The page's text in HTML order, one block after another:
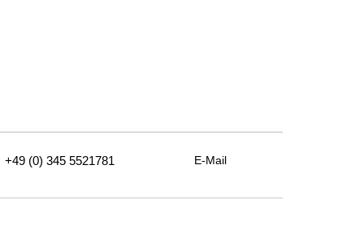
+49 (0) 345 5521781 E-Mail